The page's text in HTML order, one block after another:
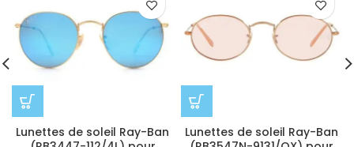
Lunettes de soleil Ray-Ban
Lunettes de soleil Ray-Ban